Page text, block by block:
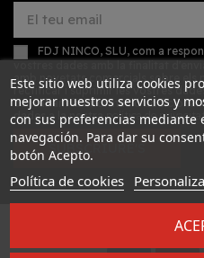
FDJ NINCO, SLU, com a
amb novetats comercials sobre els
rectificar i suprimir les vostres
consultant la informació
dades a la nostrapolítica de
SUBSCRIURE'S
Este sitio web utiliza cookies
mejorar nuestros servicios y
con sus preferencias mediante
navegación. Para dar su
botón Acepto.
Política de cookies